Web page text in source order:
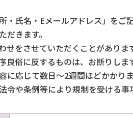
氏名・Eメールアドレス」をご
きます。
をさせていただくことがありま
俗に反するものは、お断りしま
応じて数日～2週間ほどかかり
や条例等により規制を受ける